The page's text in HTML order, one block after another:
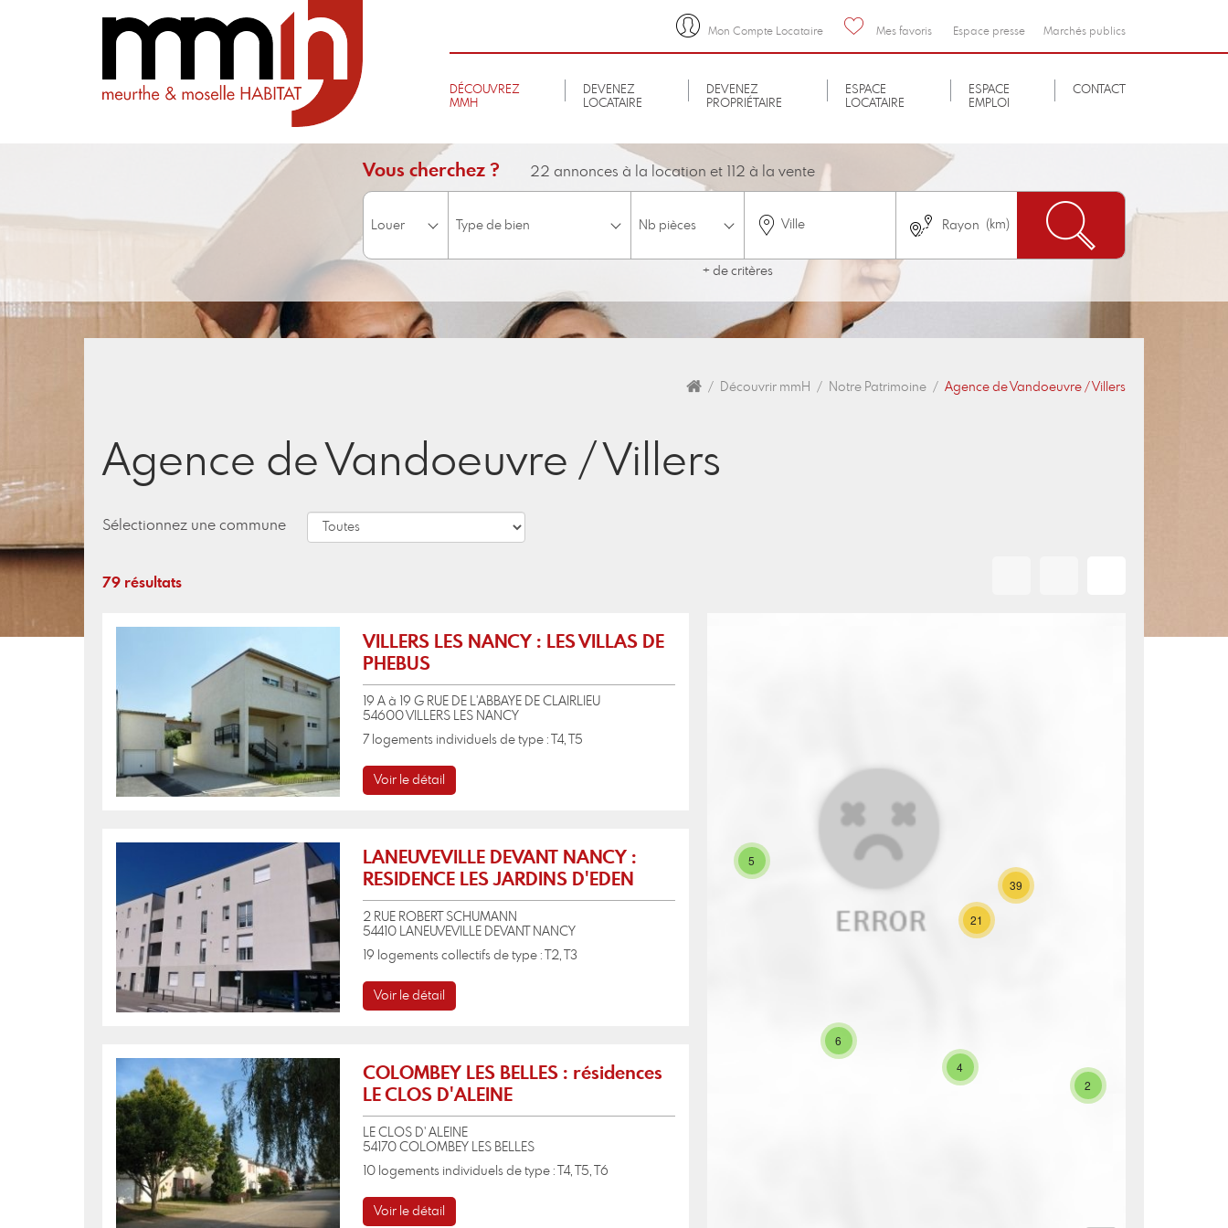
Mon Compte Locataire Mes favoris Espace presse Marchés publics
DÉCOUVREZ
MMH
DEVENEZ
LOCATAIRE
DEVENEZ
PROPRIÉTAIRE
ESPACE
LOCATAIRE
ESPACE
EMPLOI
CONTACT
Vous cherchez ? 22 annonces à la location et 112 à la vente
Ville
+ de critères
Surface minimum Budget
Découvrir mmH Notre Patrimoine Agence de Vandoeuvre / Villers
Agence de Vandoeuvre / Villers
Sélectionnez une commune
79 résultats
VILLERS LES NANCY : LES VILLAS DE
PHEBUS
19 A à 19 G RUE DE L'ABBAYE DE CLAIRLIEU
54600 VILLERS LES NANCY
7 logements individuels de type : T4, T5
Voir le détail
LANEUVEVILLE DEVANT NANCY :
RESIDENCE LES JARDINS D'EDEN
2 RUE ROBERT SCHUMANN
54410 LANEUVEVILLE DEVANT NANCY
19 logements collectifs de type : T2, T3
Voir le détail
COLOMBEY LES BELLES : résidences
LE CLOS D'ALEINE
LE CLOS D' ALEINE
54170 COLOMBEY LES BELLES
10 logements individuels de type : T4, T5, T6
Voir le détail
5
6
2
4
21
39